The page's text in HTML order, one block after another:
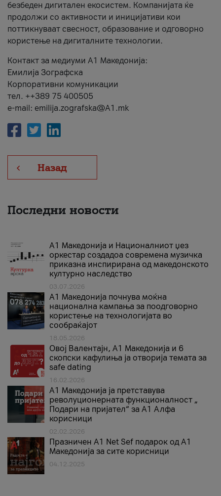
безбеден дигитален екосистем. Компанијата ќе
продолжи со активности и иницијативи кои
поттикнуваат свесност, образование и одговорно
користење на дигиталните технологии.
Контакт за медиуми А1 Македонија:
Емилија Зографска
Корпоративни комуникации
тел. ++389 75 400505
e-mail: emilija.zografska@A1.mk
Назад
Последни новости
А1 Македонија и Националниот џез
оркестар создадоа современа музичка
приказна инспирирана од македонското
културно наследство
03.07.2026
A1 Македонија почнува моќна
национална кампања за поодговорно
користење на технологијата во
сообраќајот
18.05.2026
Овој Валентајн, A1 Македонија и 6
скопски кафулиња ја отворија темата за
safe dating
16.02.2026
А1 Македонија ја претставува
револуционерната функционалност „
Подари на пријател“ за А1 Алфа
корисници
02.02.2026
Празничен A1 Net Sеf подарок од А1
Македонија за сите корисници
04.12.2025